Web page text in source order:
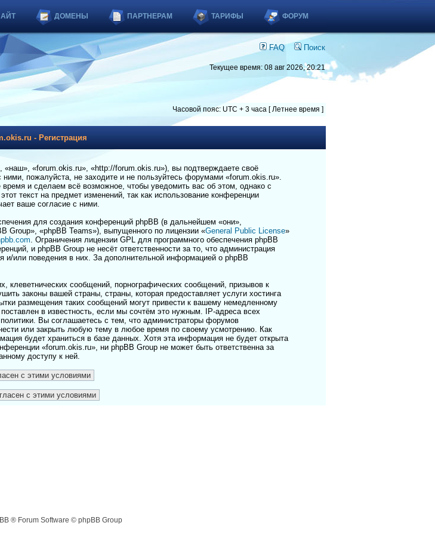
ДОМЕНЫ ПАРТНЕРАМ ТАРИФЫ ФОРУМ
FAQ Поиск
Текущее время: 08 авг 2026, 20:21
Часовой пояс: UTC + 3 часа [ Летнее время ]
- Регистрация
«forum.okis.ru», «http://forum.okis.ru»), вы подтверждаете своё
пожалуйста, не заходите и не пользуйтесь форумами «forum.okis.ru».
и сделаем всё возможное, чтобы уведомить вас об этом, однако с
текст на предмет изменений, так как использование конференции
ваше согласие с ними.
для создания конференций phpBB (в дальнейшем «они»,
Group», «phpBB Teams»), выпущенного по лицензии «General Public License»
. Ограничения лицензии GPL для программного обеспечения phpBB
и phpBB Group не несёт ответственности за то, что администрация
и/или поведения в них. За дополнительной информацией о phpBB
сообщений, порнографических сообщений, призывов к
законы вашей страны, страны, которая предоставляет услуги хостинга
размещения таких сообщений могут привести к вашему немедленному
в известность, если мы сочтём это нужным. IP-адреса всех
Вы соглашаетесь с тем, что администраторы форумов
или закрыть любую тему в любое время по своему усмотрению. Как
будет храниться в базе данных. Хотя эта информация не будет открыта
«forum.okis.ru», ни phpBB Group не может быть ответственна за
доступу к ней.
® Forum Software © phpBB Group